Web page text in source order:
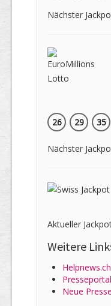
Nächster
26
29 35
Nächster
Aktueller
Weitere
Helpnews.ch
Neue